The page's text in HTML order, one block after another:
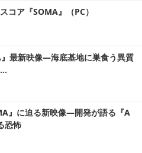
コア『SOMA』（PC）
最新映像―海底基地に巣食う異質
…
』に迫る新映像―開発が語る『A
恐怖